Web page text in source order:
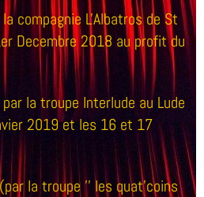
la compagnie L'Albatros de St
Decembre 2018 au profit du
par la troupe Interlude au Lude
2019 et les 16 et 17
(par la troupe '' les quat'coins